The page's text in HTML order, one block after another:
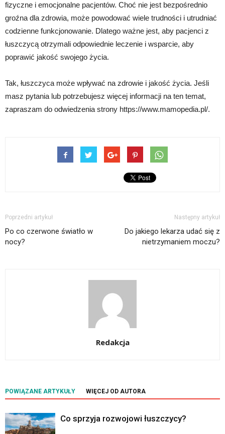
fizyczne i emocjonalne pacjentów. Choć nie jest bezpośrednio
groźna dla zdrowia, może powodować wiele trudności i utrudniać
codzienne funkcjonowanie. Dlatego ważne jest, aby pacjenci z
łuszczycą otrzymali odpowiednie leczenie i wsparcie, aby
poprawić jakość swojego życia.
Tak, łuszczyca może wpływać na zdrowie i jakość życia. Jeśli
masz pytania lub potrzebujesz więcej informacji na ten temat,
zapraszam do odwiedzenia strony https://www.mamopedia.pl/.
Poprzedni artykuł
Po co czerwone światło w
nocy?
Następny artykuł
Do jakiego lekarza udać się z
nietrzymaniem moczu?
Redakcja
POWIĄZANE ARTYKUŁY WIĘCEJ OD AUTORA
Co sprzyja rozwojowi łuszczycy?